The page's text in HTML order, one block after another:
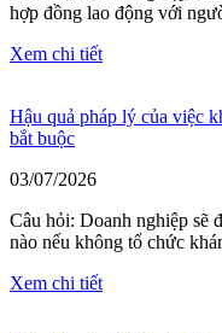
hợp đồng lao động với
Xem chi tiết
Hậu quả pháp lý của việc
bắt buộc
03/07/2026
Câu hỏi: Doanh nghiệp sẽ
nào nếu không tổ chức
Xem chi tiết